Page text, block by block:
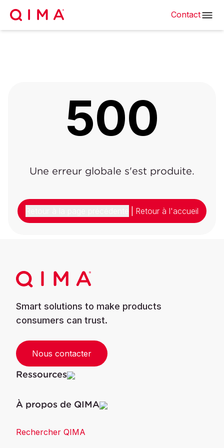
Contact
500
Une erreur globale s'est produite.
Retour à l'accueil
Smart solutions to make products
consumers can trust.
Nous contacter
Ressources
À propos de QIMA
Rechercher QIMA